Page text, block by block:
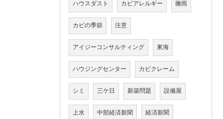
ハウスダスト カビアレルギー 黴雨
カビの季節 注意
アイジーコンサルティング 東海
ハウジングセンター カビクレーム
シミ 三ケ日 新築問題 設備屋
上水 中部経済新聞 経済新聞